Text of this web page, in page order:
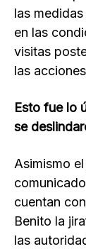
las
en las
visitas
las
Esto fue lo
se
Asimismo
cuentan
Benito la
las